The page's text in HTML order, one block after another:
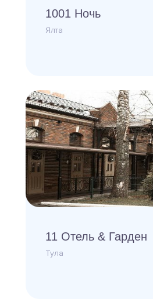
1001 Ночь
Ялта
11 Отель & Гарден
Тула